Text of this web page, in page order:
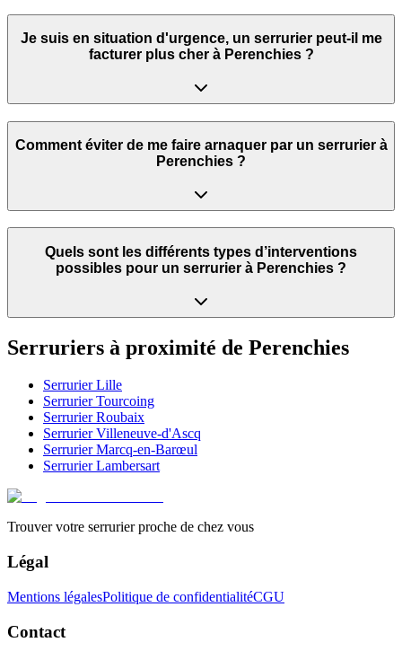
Je suis en situation d'urgence, un serrurier peut‑il me
facturer plus cher à Perenchies ?
Comment éviter de me faire arnaquer par un serrurier à
Perenchies ?
Quels sont les différents types d’interventions
possibles pour un serrurier à Perenchies ?
Serruriers à proximité de Perenchies
SerrurierLille
SerrurierTourcoing
SerrurierRoubaix
SerrurierVilleneuve-d'Ascq
SerrurierMarcq-en-Barœul
SerrurierLambersart
Trouver votre serrurier proche de chez vous
Légal
Mentions légalesPolitique de confidentialitéCGU
Contact